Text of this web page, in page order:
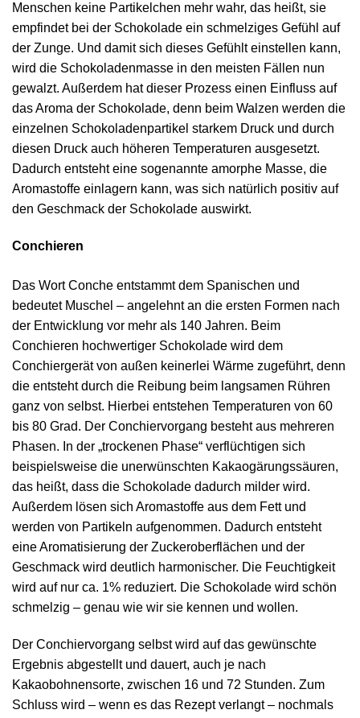
Menschen keine Partikelchen mehr wahr, das heißt, sie
empfindet bei der Schokolade ein schmelziges Gefühl auf
der Zunge. Und damit sich dieses Gefühlt einstellen kann,
wird die Schokoladenmasse in den meisten Fällen nun
gewalzt. Außerdem hat dieser Prozess einen Einfluss auf
das Aroma der Schokolade, denn beim Walzen werden die
einzelnen Schokoladenpartikel starkem Druck und durch
diesen Druck auch höheren Temperaturen ausgesetzt.
Dadurch entsteht eine sogenannte amorphe Masse, die
Aromastoffe einlagern kann, was sich natürlich positiv auf
den Geschmack der Schokolade auswirkt.
Conchieren
Das Wort Conche entstammt dem Spanischen und
bedeutet Muschel – angelehnt an die ersten Formen nach
der Entwicklung vor mehr als 140 Jahren. Beim
Conchieren hochwertiger Schokolade wird dem
Conchiergerät von außen keinerlei Wärme zugeführt, denn
die entsteht durch die Reibung beim langsamen Rühren
ganz von selbst. Hierbei entstehen Temperaturen von 60
bis 80 Grad. Der Conchiervorgang besteht aus mehreren
Phasen. In der „trockenen Phase“ verflüchtigen sich
beispielsweise die unerwünschten Kakaogärungssäuren,
das heißt, dass die Schokolade dadurch milder wird.
Außerdem lösen sich Aromastoffe aus dem Fett und
werden von Partikeln aufgenommen. Dadurch entsteht
eine Aromatisierung der Zuckeroberflächen und der
Geschmack wird deutlich harmonischer. Die Feuchtigkeit
wird auf nur ca. 1% reduziert. Die Schokolade wird schön
schmelzig – genau wie wir sie kennen und wollen.
Der Conchiervorgang selbst wird auf das gewünschte
Ergebnis abgestellt und dauert, auch je nach
Kakaobohnensorte, zwischen 16 und 72 Stunden. Zum
Schluss wird – wenn es das Rezept verlangt – nochmals